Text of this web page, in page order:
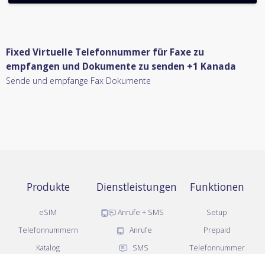
Fixed Virtuelle Telefonnummer für Faxe zu
empfangen und Dokumente zu senden +1 Kanada
Sende und empfange Fax Dokumente
Produkte
eSIM
Telefonnummern
Katalog
Dienstleistungen
Anrufe + SMS
Anrufe
SMS
Funktionen
Setup
Prepaid
Telefonnummer